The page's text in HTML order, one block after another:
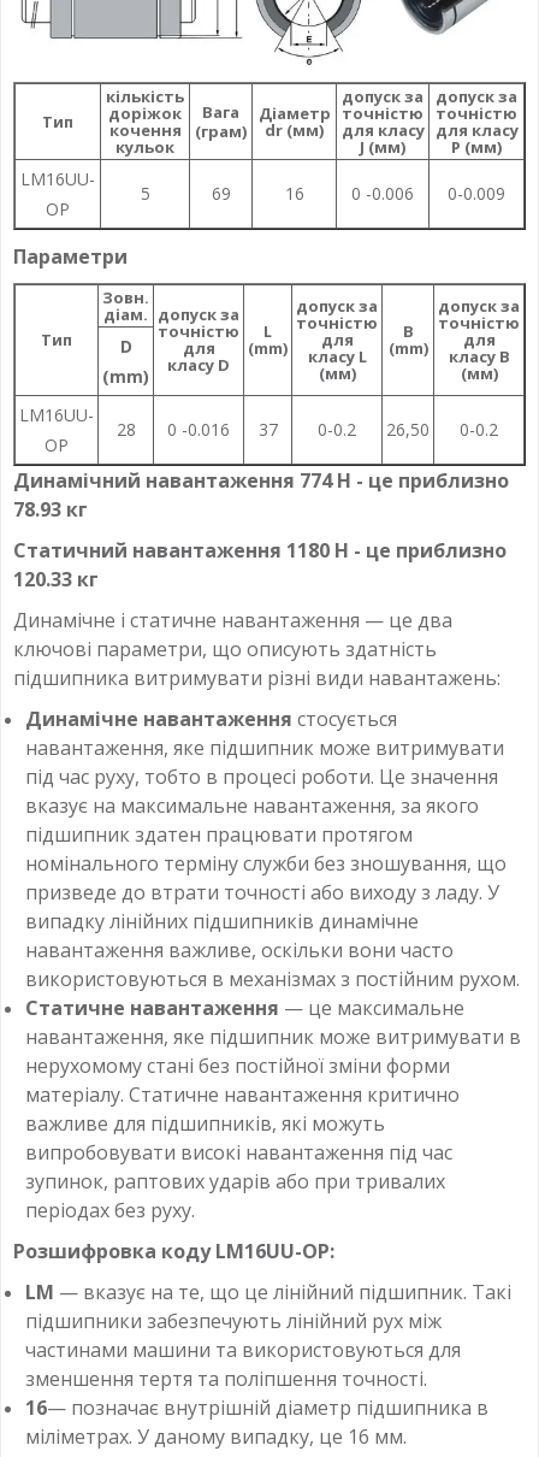
Тип
кількість
доріжок
кочення
кульок
Вага
(грам)
Діаметр
dr (мм)
допуск за
точністю
для класу
J (мм)
допуск за
точністю
для класу
P (мм)
LM16UU-
OP
5 69 16 0 -0.006 0-0.009
Параметри
Тип
Зовн.
діам. допуск за
точністю
для
класу D
L
(mm)
допуск за
точністю
для
класу L
(мм)
B
(mm)
допуск за
точністю
для
класу В
(мм)
D
(mm)
LM16UU-
OP
28 0 -0.016 37 0-0.2 26,50 0-0.2
Динамічний навантаження 774 Н - це приблизно
78.93 кг
Статичний навантаження 1180 Н - це приблизно
120.33 кг
Динамічне і статичне навантаження — це два
ключові параметри, що описують здатність
підшипника витримувати різні види навантажень:
Динамічне навантаження стосується
навантаження, яке підшипник може витримувати
під час руху, тобто в процесі роботи. Це значення
вказує на максимальне навантаження, за якого
підшипник здатен працювати протягом
номінального терміну служби без зношування, що
призведе до втрати точності або виходу з ладу. У
випадку лінійних підшипників динамічне
навантаження важливе, оскільки вони часто
використовуються в механізмах з постійним рухом.
Статичне навантаження — це максимальне
навантаження, яке підшипник може витримувати в
нерухомому стані без постійної зміни форми
матеріалу. Статичне навантаження критично
важливе для підшипників, які можуть
випробовувати високі навантаження під час
зупинок, раптових ударів або при тривалих
періодах без руху.
Розшифровка коду LM16UU-OP:
LM — вказує на те, що це лінійний підшипник. Такі
підшипники забезпечують лінійний рух між
частинами машини та використовуються для
зменшення тертя та поліпшення точності.
16— позначає внутрішній діаметр підшипника в
міліметрах. У даному випадку, це 16 мм.